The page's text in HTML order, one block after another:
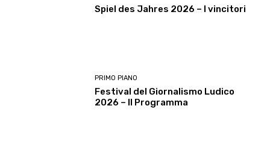
Spiel des Jahres 2026 – I vincitori
PRIMO PIANO
Festival del Giornalismo Ludico
2026 – Il Programma